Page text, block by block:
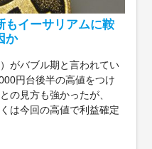
もイーサリアムに鞍
か
がバブル期と言われてい
円台後半の高値をつけ
の見方も強かったが、
は今回の高値で利益確定